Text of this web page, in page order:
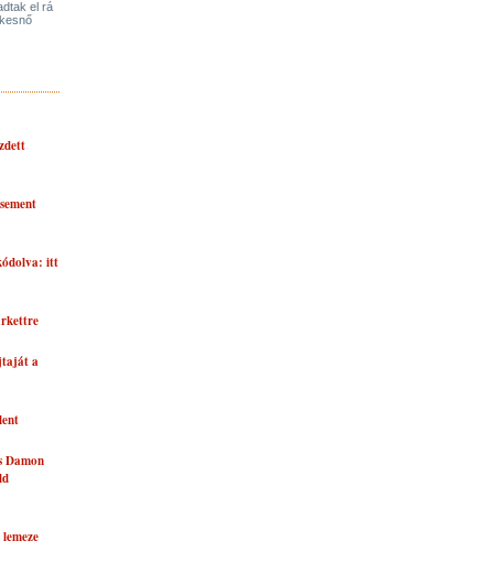
el rá
itt
a
Damon